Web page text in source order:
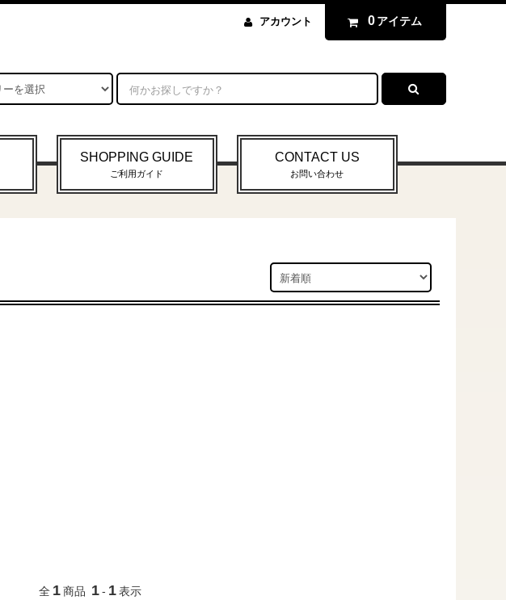
アカウント 0 アイテム
SHOPPING GUIDE
ご利用ガイド
CONTACT US
お問い合わせ
全 1商品 1- 1表示